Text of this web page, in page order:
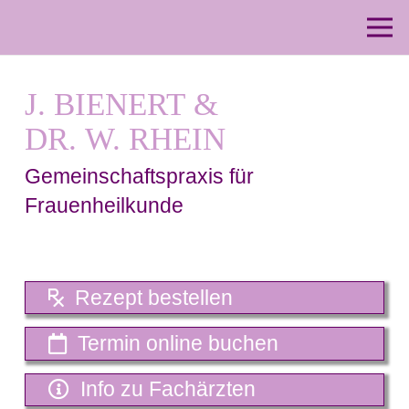
J. BIENERT &
DR. W. RHEIN
Gemeinschaftspraxis für
Frauenheilkunde
Rezept bestellen
Termin online buchen
Info zu Fachärzten